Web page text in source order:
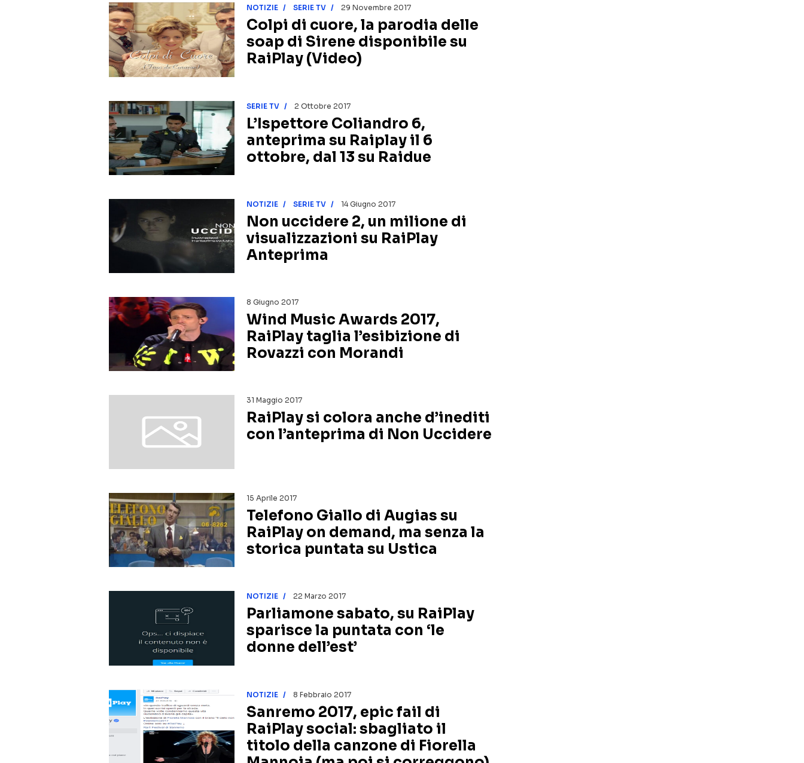
NOTIZIE SERIE TV 29 Novembre 2017
Colpi di cuore, la parodia delle
soap di Sirene disponibile su
RaiPlay (Video)
SERIE TV 2 Ottobre 2017
L’Ispettore Coliandro 6,
anteprima su Raiplay il 6
ottobre, dal 13 su Raidue
NOTIZIE SERIE TV 14 Giugno 2017
Non uccidere 2, un milione di
visualizzazioni su RaiPlay
Anteprima
8 Giugno 2017
Wind Music Awards 2017,
RaiPlay taglia l’esibizione di
Rovazzi con Morandi
31 Maggio 2017
RaiPlay si colora anche d’inediti
con l’anteprima di Non Uccidere
15 Aprile 2017
Telefono Giallo di Augias su
RaiPlay on demand, ma senza la
storica puntata su Ustica
NOTIZIE 22 Marzo 2017
Parliamone sabato, su RaiPlay
sparisce la puntata con ‘le
donne dell’est’
NOTIZIE 8 Febbraio 2017
Sanremo 2017, epic fail di
RaiPlay social: sbagliato il
titolo della canzone di Fiorella